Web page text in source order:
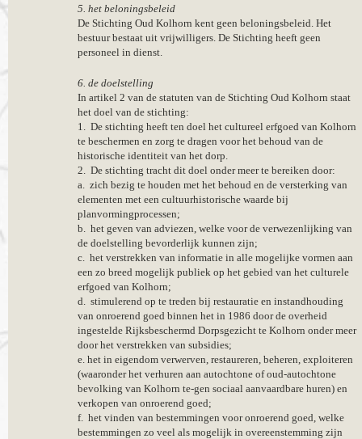
5. het beloningsbeleid
De Stichting Oud Kolhorn kent geen beloningsbeleid. Het
bestuur bestaat uit vrijwilligers. De Stichting heeft geen
personeel in dienst.
6. de doelstelling
In artikel 2 van de statuten van de Stichting Oud Kolhorn staat
het doel van de stichting:
1. De stichting heeft ten doel het cultureel erfgoed van Kolhorn
te beschermen en zorg te dragen voor het behoud van de
historische identiteit van het dorp.
2. De stichting tracht dit doel onder meer te bereiken door:
a. zich bezig te houden met het behoud en de versterking van
elementen met een cultuurhistorische waarde bij
planvormingprocessen;
b. het geven van adviezen, welke voor de verwezenlijking van
de doelstelling bevorderlijk kunnen zijn;
c. het verstrekken van informatie in alle mogelijke vormen aan
een zo breed mogelijk publiek op het gebied van het culturele
erfgoed van Kolhorn;
d. stimulerend op te treden bij restauratie en instandhouding
van onroerend goed binnen het in 1986 door de overheid
ingestelde Rijksbeschermd Dorpsgezicht te Kolhorn onder meer
door het verstrekken van subsidies;
e. het in eigendom verwerven, restaureren, beheren, exploiteren
(waaronder het verhuren aan autochtone of oud-autochtone
bevolking van Kolhorn te-gen sociaal aanvaardbare huren) en
verkopen van onroerend goed;
f. het vinden van bestemmingen voor onroerend goed, welke
bestemmingen zo veel als mogelijk in overeenstemming zijn